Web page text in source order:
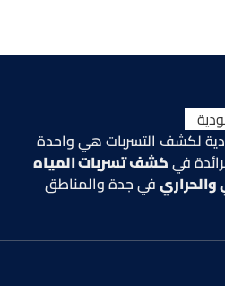
لكشف التسربات هي واحدة
فيكشف تسربات المياه
والحراريفي جدة والمناطق